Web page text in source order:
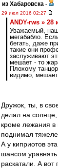
из Хабаровска -
29 июл 2016 02:27
ANDY-rws » 28
Уважаемый,
мегабабло.
бегать, даже
такие они
заслуживают
мешает - то
Плохому
видимо, мешает
Дружок, ты, в
делал на
кроме лежания в
поднимал
А у киприотов
шансом
раскатали. А вот